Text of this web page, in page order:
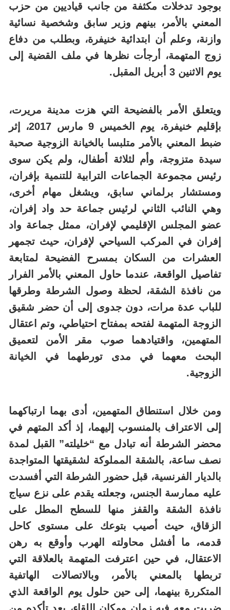
بوجود تدخلات مكثفة من جانب قياديين من حزب
المعني بالأمر، بينهم وزير سابق وشخصية نسائية
وازنة، وعلم أن ابتدائية خنيفرة، وبطلب من دفاع
زوج المتهمة، أرجأت نظرها في ملف القضية إلى
يوم الاثنين 3 أبريل المقبل.
ويتعلق الأمر بالفضيحة التي هزت مدينة مريرت،
بإقليم خنيفرة، يوم الخميس 9 مارس 2017، إثر
ضبط المعني بالأمر متلبسا بالخيانة الزوجية صحبة
سيدة متزوجة، وأم لثلاثة أطفال، ولم يكن سوى
رئيس مجموعة الجماعات الترابية للتنمية بإفران،
ومستشار برلماني سابق، ويشغل مهام أخرى،
وهي النائب الثاني لرئيس جماعة حد واد إفران،
عضو المجلس الإقليمي لإفران، ممثل جماعة واد
إفران في المركب السياحي لإفران، حيث تجمهر
العشرات من السكان بمسرح الفضيحة لمتابعة
تفاصيل الواقعة، عندما حاول المعني بالأمر الفرار
من نافذة الشقة، لحظة وصول الشرطة وطرقها
للباب عدة مرات، دون جدوى إلى أن حضر شقيق
الزوجة المتهمة لفتحه بمفتاح احتياطي، وتم اعتقال
المتهمين، واقتيادهما صوب مقر الأمن لتعميق
البحث معهما في مدى تورطهما في الخيانة
الزوجية.
ومن خلال استنطاق المتهمين، أدى بهما ارتباكهما
إلى الاعتراف بالمنسوب إليهما، إذ أكد المتهم في
محضر الشرطة أنه تبادل مع “خليلته” القبل لمدة
نصف ساعة، بالشقة المملوكة لشقيقتها المتواجدة
بالديار الفرنسية، قبل حضور الشرطة التي أفسدت
عليه ممارسة الجنس، وجعلته يقدم على نزع سياج
نافذة الشقة والقفز منها للسطح المطل على
الزقاق، حيث أصيب بتوعك على مستوى كاحل
قدمه، ما أفشل محاولته الهرب وأوقع به رهن
الاعتقال، في حين اعترفت المتهمة بالعلاقة التي
تربطها بالمعني بالأمر، وبالاتصالات الهاتفية
المتكررة بينهما، إلى حين حلول يوم الواقعة الذي